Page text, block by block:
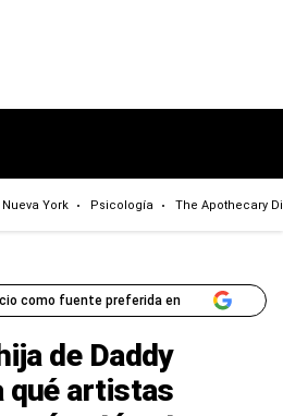
Nueva York Psicología The Apothecary
como fuente preferida en
de Daddy
qué artistas